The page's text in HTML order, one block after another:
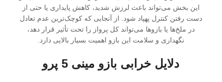
این بخش می‌تواند باعث لرزش شدید، کاهش پایداری یا حتی از
دست رفتن کنترل پهپاد شود. از آنجایی که کوچک‌ترین عدم تعادل
در ملخ‌ها یا بازوها می‌تواند کل پرواز را تحت تأثیر قرار دهد،
نگهداری و سلامت این بازو اهمیت بسیار بالایی دارد.
دلایل خرابی بازو مینی 5 پرو